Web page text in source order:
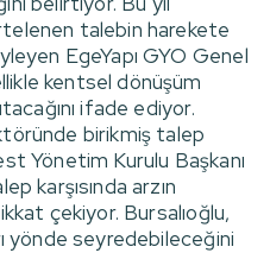
talebin harekete
EgeYapı GYO Genel
kentsel dönüşüm
ifade ediyor.
birikmiş talep
Yönetim Kurulu Başkanı
karşısında arzın
çekiyor. Bursalıoğlu,
yönde seyredebileceğini